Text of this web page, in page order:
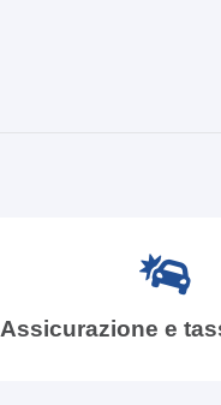
Assicurazione e